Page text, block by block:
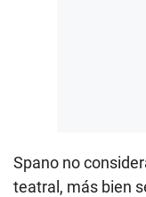
Spano no
teatral, más bien